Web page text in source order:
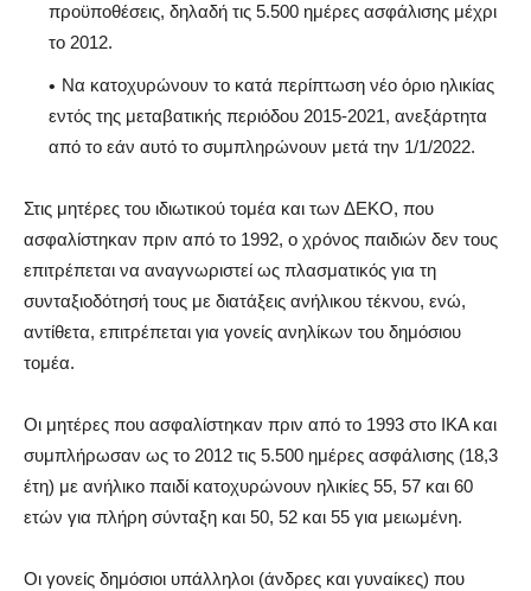
προϋποθέσεις, δηλαδή τις 5.500 ημέρες ασφάλισης μέχρι
το 2012.
Να κατοχυρώνουν το κατά περίπτωση νέο όριο ηλικίας
εντός της μεταβατικής περιόδου 2015-2021, ανεξάρτητα
από το εάν αυτό το συμπληρώνουν μετά την 1/1/2022.
Στις μητέρες του ιδιωτικού τομέα και των ΔΕΚΟ, που
ασφαλίστηκαν πριν από το 1992, ο χρόνος παιδιών δεν τους
επιτρέπεται να αναγνωριστεί ως πλασματικός για τη
συνταξιοδότησή τους με διατάξεις ανήλικου τέκνου, ενώ,
αντίθετα, επιτρέπεται για γονείς ανηλίκων του δημόσιου
τομέα.
Οι μητέρες που ασφαλίστηκαν πριν από το 1993 στο ΙΚΑ και
συμπλήρωσαν ως το 2012 τις 5.500 ημέρες ασφάλισης (18,3
έτη) με ανήλικο παιδί κατοχυρώνουν ηλικίες 55, 57 και 60
ετών για πλήρη σύνταξη και 50, 52 και 55 για μειωμένη.
Οι γονείς δημόσιοι υπάλληλοι (άνδρες και γυναίκες) που